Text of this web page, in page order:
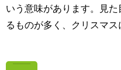
いう意味があります。見
るものが多く、クリスマス